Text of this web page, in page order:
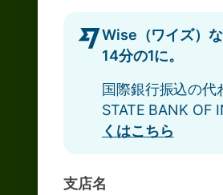
Wise（ワイズ）
14分の1に。
国際銀行振込の代
STATE BANK OF
くはこちら
支店名